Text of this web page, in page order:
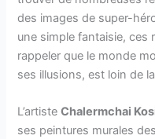
des images de super-
une simple fantaisie,
rappeler que le monde
ses illusions, est loin de
L’artisteChalermchai
ses peintures murales